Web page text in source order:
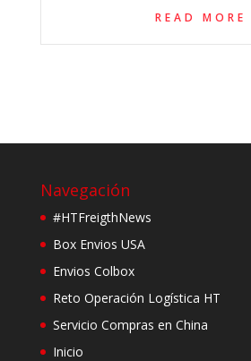
READ MORE
Navegación
#HTFreigthNews
Box Envios USA
Envios Colbox
Reto Operación Logística HT
Servicio Compras en China
Inicio